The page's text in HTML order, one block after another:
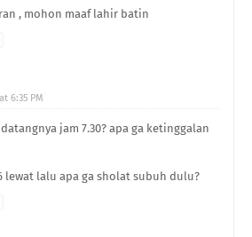
, mohon maaf lahir batin
6:35 PM
jam 7.30? apa ga ketinggalan
lewat lalu apa ga sholat subuh dulu?